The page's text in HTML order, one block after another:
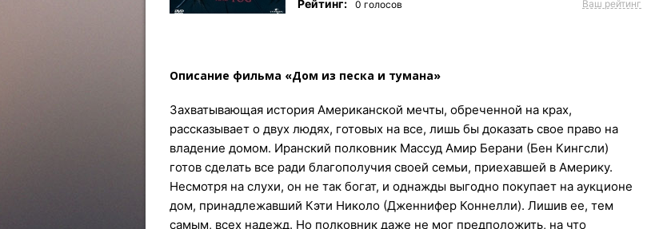
Рейтинг: 0 голосов Ваш рейтинг
Описание фильма «Дом из песка и тумана»
Захватывающая история Американской мечты, обреченной на крах,
рассказывает о двух людях, готовых на все, лишь бы доказать свое право на
владение домом. Иранский полковник Массуд Амир Берани (Бен Кингсли)
готов сделать все ради благополучия своей семьи, приехавшей в Америку.
Несмотря на слухи, он не так богат, и однажды выгодно покупает на аукционе
дом, принадлежавший Кэти Николо (Дженнифер Коннелли). Лишив ее, тем
самым, всех надежд. Но полковник даже не мог предположить, на что